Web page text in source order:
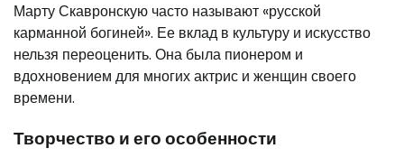
Марту Скавронскую часто называют «русской
карманной богиней». Ее вклад в культуру и искусство
нельзя переоценить. Она была пионером и
вдохновением для многих актрис и женщин своего
времени.
Творчество и его особенности